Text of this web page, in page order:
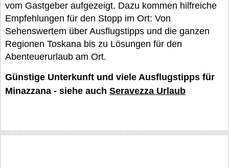
vom Gastgeber aufgezeigt. Dazu kommen hilfreiche
Empfehlungen für den Stopp im Ort: Von
Sehenswertem über Ausflugstipps und die ganzen
Regionen Toskana bis zu Lösungen für den
Abenteuerurlaub am Ort.
Günstige Unterkunft und viele Ausflugstipps für
Minazzana - siehe auch Seravezza Urlaub